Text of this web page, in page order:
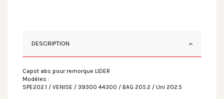
DESCRIPTION
Capot abs pour remorque LIDER
Modèles :
SPE202.1 / VENISE / 39300 44300 / BAG 205.2 / Uni 202.5